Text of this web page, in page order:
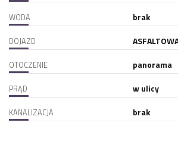
WODA brak
DOJAZD
OTOCZENIE panorama
PRĄD w ulicy
KANALIZACJA brak